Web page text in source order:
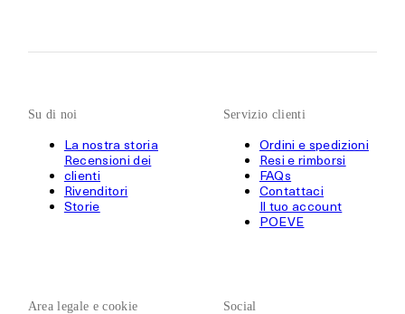
Su di noi
La nostra storia
Recensioni dei
clienti
Rivenditori
Storie
Servizio clienti
Ordini e spedizioni
Resi e rimborsi
FAQs
Contattaci
Il tuo account
POEVE
Area legale e cookie Social